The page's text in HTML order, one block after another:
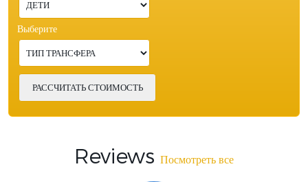
Выберите
Reviews Посмотреть все